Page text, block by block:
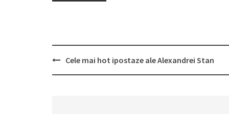
PostCele mai hot ipostaze ale Alexandrei Stan